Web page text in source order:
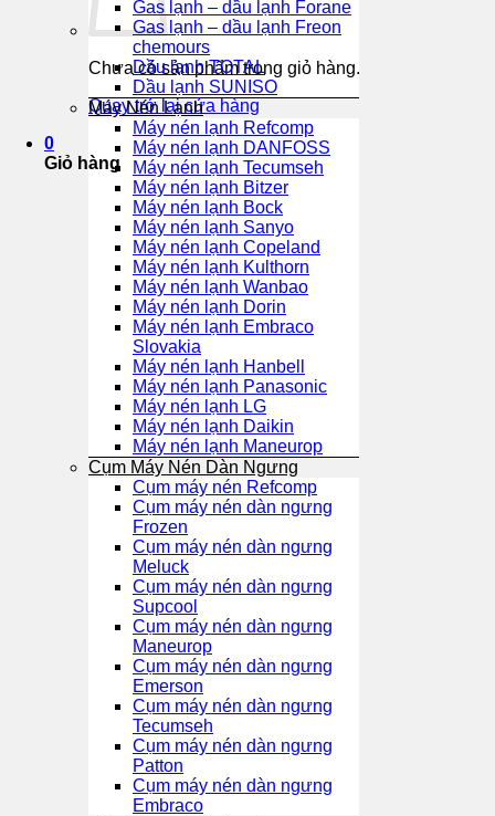
Chưa có sản phẩm trong giỏ hàng.
Quay trở lại cửa hàng
0
Giỏ hàng
Gas lạnh – dầu lạnh Forane
Gas lạnh – dầu lạnh Freon
chemours
Dầu lạnh TOTAL
Dầu lạnh SUNISO
Máy Nén Lạnh
Máy nén lạnh Refcomp
Máy nén lạnh DANFOSS
Máy nén lạnh Tecumseh
Máy nén lạnh Bitzer
Máy nén lạnh Bock
Máy nén lạnh Sanyo
Máy nén lạnh Copeland
Máy nén lạnh Kulthorn
Máy nén lạnh Wanbao
Máy nén lạnh Dorin
Máy nén lạnh Embraco
Slovakia
Máy nén lạnh Hanbell
Máy nén lạnh Panasonic
Máy nén lạnh LG
Máy nén lạnh Daikin
Máy nén lạnh Maneurop
Cụm Máy Nén Dàn Ngưng
Cụm máy nén Refcomp
Cụm máy nén dàn ngưng
Frozen
Cụm máy nén dàn ngưng
Meluck
Cụm máy nén dàn ngưng
Supcool
Cụm máy nén dàn ngưng
Maneurop
Cụm máy nén dàn ngưng
Emerson
Cụm máy nén dàn ngưng
Tecumseh
Cụm máy nén dàn ngưng
Patton
Cụm máy nén dàn ngưng
Embraco